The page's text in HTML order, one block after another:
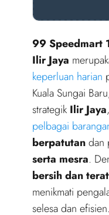
99 Speedmart
Ilir Jaya
keperluan harian
Kuala Sungai
strategik Ilir Jaya
pelbagai
berpatutandan
serta mesra.
bersih dan
menikmati
selesa dan